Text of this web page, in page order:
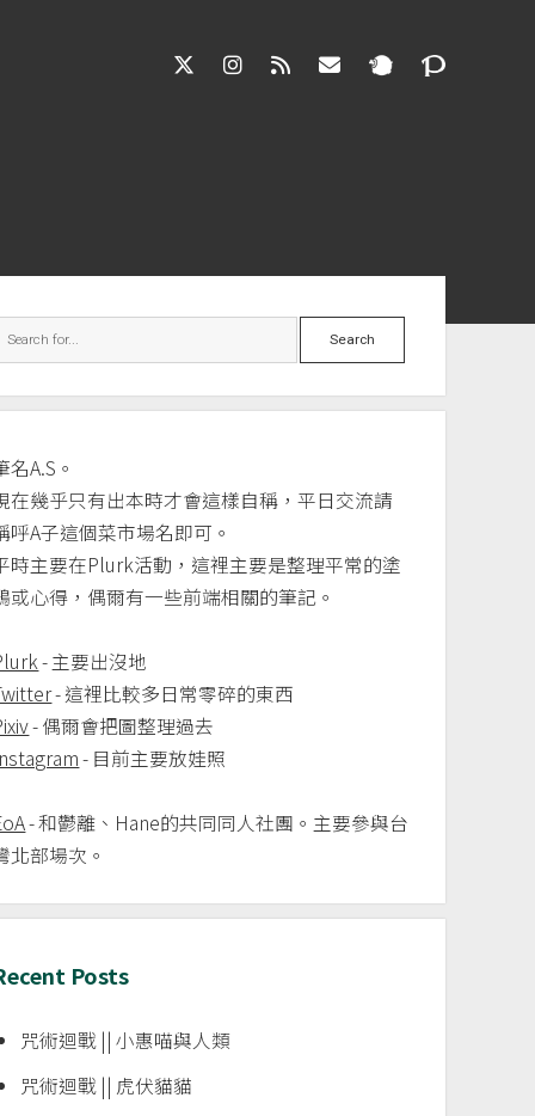
twitterinstagram
Search
名A.S。
在幾乎只有出本時才會這樣自稱，平日交流請
呼A子這個菜市場名即可。
時主要在Plurk活動，這裡主要是整理平常的塗
或心得，偶爾有一些前端相關的筆記。
- 主要出沒地
- 這裡比較多日常零碎的東西
- 偶爾會把圖整理過去
- 目前主要放娃照
- 和鬱離、Hane的共同同人社團。主要參與台
北部場次。
Posts
咒術迴戰 || 小惠喵與人類
咒術迴戰 || 虎伏貓貓